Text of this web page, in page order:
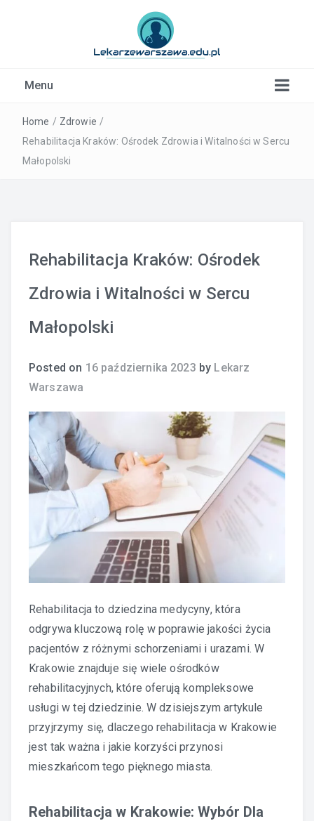
Menu
Home / Zdrowie /
Rehabilitacja Kraków: Ośrodek Zdrowia i Witalności w Sercu
Małopolski
Rehabilitacja Kraków: Ośrodek
Zdrowia i Witalności w Sercu
Małopolski
Posted on 16 października 2023 by Lekarz
Warszawa
Rehabilitacja to dziedzina medycyny, która
odgrywa kluczową rolę w poprawie jakości życia
pacjentów z różnymi schorzeniami i urazami. W
Krakowie znajduje się wiele ośrodków
rehabilitacyjnych, które oferują kompleksowe
usługi w tej dziedzinie. W dzisiejszym artykule
przyjrzymy się, dlaczego rehabilitacja w Krakowie
jest tak ważna i jakie korzyści przynosi
mieszkańcom tego pięknego miasta.
Rehabilitacja w Krakowie: Wybór Dla